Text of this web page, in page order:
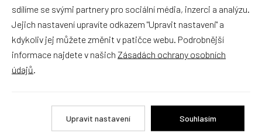
Zboží se stejným motivem
2Kids Toys Dřevěná
sdílíme se svými partnery pro sociální média, inzerci a analýzu.
Jejich nastavení upravíte odkazem "Upravit nastavení" a
kdykoliv jej můžete změnit v patičce webu. Podrobnější
informace najdete v našich Zásadách ochrany osobních
údajů
Upravit nastavení Souhlasím